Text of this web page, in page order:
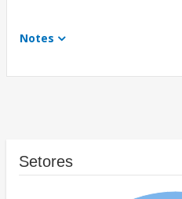
Notes
Setores